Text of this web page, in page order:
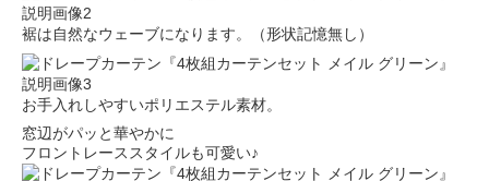
裾は自然なウェーブになります。（形状記憶無し）
お手入れしやすいポリエステル素材。
窓辺がパッと華やかに
フロントレーススタイルも可愛い♪